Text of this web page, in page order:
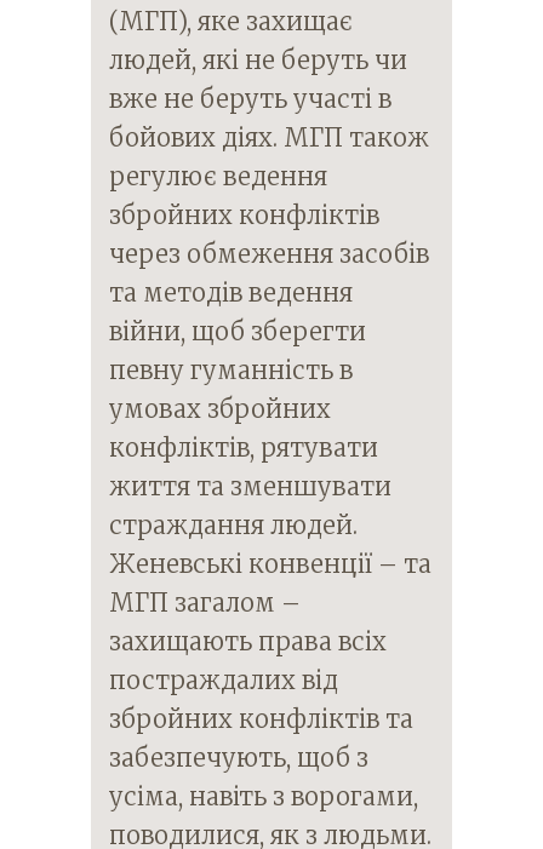
(МГП), яке захищає
людей, які не беруть чи
вже не беруть участі в
бойових діях. МГП також
регулює ведення
збройних конфліктів
через обмеження засобів
та методів ведення
війни, щоб зберегти
певну гуманність в
умовах збройних
конфліктів, рятувати
життя та зменшувати
страждання людей.
Женевські конвенції – та
МГП загалом –
захищають права всіх
постраждалих від
збройних конфліктів та
забезпечують, щоб з
усіма, навіть з ворогами,
поводилися, як з людьми.